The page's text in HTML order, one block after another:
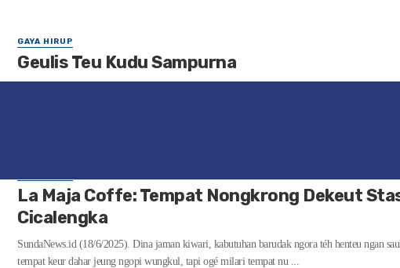
GAYA HIRUP
Geulis Teu Kudu Sampurna
La Maja Coffe: Tempat Nongkrong Dekeut
Cicalengka
SundaNews.id (18/6/2025). Dina jaman kiwari, kabutuhan barudak ngora téh henteu ngan
tempat keur dahar jeung ngopi wungkul, tapi ogé milari tempat nu ...